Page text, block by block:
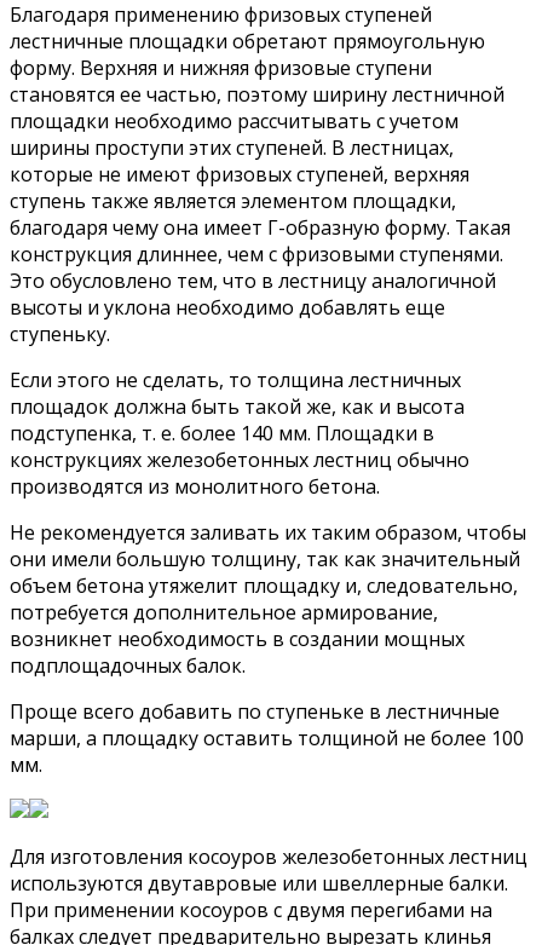
Благодаря применению фризовых ступеней
лестничные площадки обретают прямоугольную
форму. Верхняя и нижняя фризовые ступени
становятся ее частью, поэтому ширину лестничной
площадки необходимо рассчитывать с учетом
ширины проступи этих ступеней. В лестницах,
которые не имеют фризовых ступеней, верхняя
ступень также является элементом площадки,
благодаря чему она имеет Г-образную форму. Такая
конструкция длиннее, чем с фризовыми ступенями.
Это обусловлено тем, что в лестницу аналогичной
высоты и уклона необходимо добавлять еще
ступеньку.
Если этого не сделать, то толщина лестничных
площадок должна быть такой же, как и высота
подступенка, т. е. более 140 мм. Площадки в
конструкциях железобетонных лестниц обычно
производятся из монолитного бетона.
Не рекомендуется заливать их таким образом, чтобы
они имели большую толщину, так как значительный
объем бетона утяжелит площадку и, следовательно,
потребуется дополнительное армирование,
возникнет необходимость в создании мощных
подплощадочных балок.
Проще всего добавить по ступеньке в лестничные
марши, а площадку оставить толщиной не более 100
мм.
Для изготовления косоуров железобетонных лестниц
используются двутавровые или швеллерные балки.
При применении косоуров с двумя перегибами на
балках следует предварительно вырезать клинья